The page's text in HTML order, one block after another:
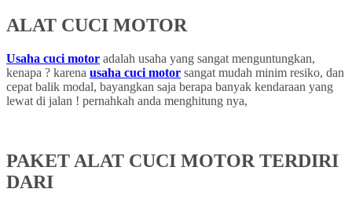
ALAT CUCI MOTOR
Usaha cuci motor adalah usaha yang sangat menguntungkan,
kenapa ? karena usaha cuci motor sangat mudah minim resiko, dan
cepat balik modal, bayangkan saja berapa banyak kendaraan yang
lewat di jalan ! pernahkah anda menghitung nya,
PAKET ALAT CUCI MOTOR TERDIRI
DARI